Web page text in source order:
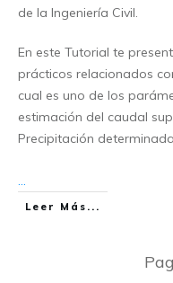
de la Ingeniería Civil.
En este Tutorial te
prácticos relacionados
cual es uno de los
estimación del caudal
Precipitación
Leer Más...